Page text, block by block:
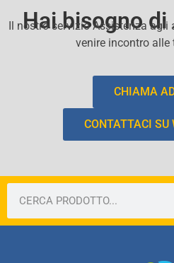
Hai bisogno
Il nostro servizio Assistenza agli
venire incontro alle
CHIAMA
CONTATTACI SU